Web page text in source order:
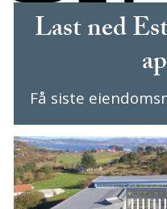
Last ned
Få siste